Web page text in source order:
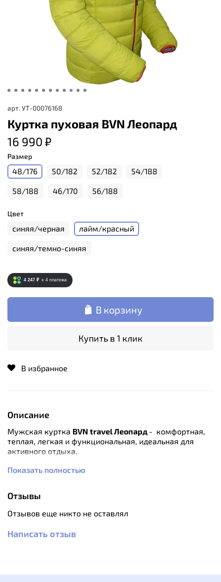
арт. УТ-00076168
Куртка пуховая BVN Леопард
16 990 ₽
Размер
48/176 50/182 52/182 54/188
58/188 46/170 56/188
Цвет
синяя/черная лайм/красный
синяя/темно-синяя
4 247 ₽ x 4 платежа
В корзину
Купить в 1 клик
В избранное
Описание
Мужская куртка BVN travel Леопард - комфортная,
теплая, легкая и функциональная, идеальная для
активного отдыха.
Особенности:
гусиного пуха с показателем Fill Power 750,
обеспечивает комфорт и тепло даже при
отрицательных температурах.
ткани 100% нейлона с влагоотталкивающей
Показать полностью
Отзывы
Отзывов еще никто не оставлял
Написать отзыв